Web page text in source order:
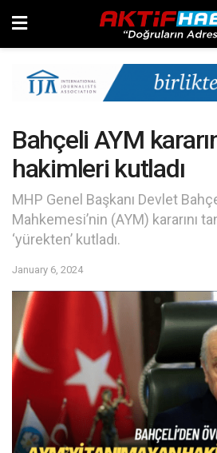
Bahçeli AYM
hakimleri kutladı
MHP Genel Başkanı Devlet
Mahkemesi’nin (AYM) kararını
‘yürekten’ kutladı.
January 6, 2024